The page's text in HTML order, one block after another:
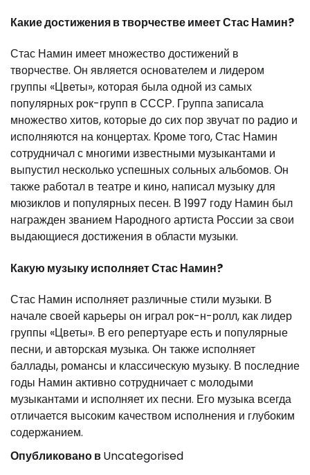
Какие достижения в творчестве имеет Стас Намин?
Стас Намин имеет множество достижений в
творчестве. Он является основателем и лидером
группы «Цветы», которая была одной из самых
популярных рок-групп в СССР. Группа записала
множество хитов, которые до сих пор звучат по радио и
исполняются на концертах. Кроме того, Стас Намин
сотрудничал с многими известными музыкантами и
выпустил несколько успешных сольных альбомов. Он
также работал в театре и кино, написал музыку для
мюзиклов и популярных песен. В 1997 году Намин был
награжден званием Народного артиста России за свои
выдающиеся достижения в области музыки.
Какую музыку исполняет Стас Намин?
Стас Намин исполняет различные стили музыки. В
начале своей карьеры он играл рок-н-ролл, как лидер
группы «Цветы». В его репертуаре есть и популярные
песни, и авторская музыка. Он также исполняет
баллады, романсы и классическую музыку. В последние
годы Намин активно сотрудничает с молодыми
музыкантами и исполняет их песни. Его музыка всегда
отличается высоким качеством исполнения и глубоким
содержанием.
Опубликовано вUncategorised